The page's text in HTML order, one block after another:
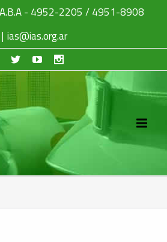
- 4952-2205 / 4951-8908
| ias@ias.org.ar